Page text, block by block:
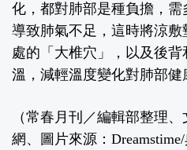
化，都對肺部是種負擔，
導致肺氣不足，這時將涼
處的「大椎穴」，以及後
溫，減輕溫度變化對肺部健
（常春月刊／編輯部整理
網、圖片來源：Dreamstime/